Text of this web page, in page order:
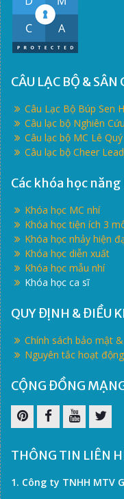
CÂU LẠC BỘ &
Câu Lạc Bộ Búp Sen
Câu lạc bộ Nghiên
Câu lạc bộ MC Lê
Câu lạc bộ Cheer
Các khóa học
Khóa học MC nhí
Khóa học tiện ích 3
Khóa học nhảy hiện
Khóa học diễn xuất
Khóa học mẫu nhí
Khóa học ca sĩ
QUY ĐỊNH & ĐIỀU
Chính sách bảo mật
Nguyên tắc hoạt
CỘNG ĐỒNG
THÔNG TIN LIÊN
1. Công ty TNHH MTV